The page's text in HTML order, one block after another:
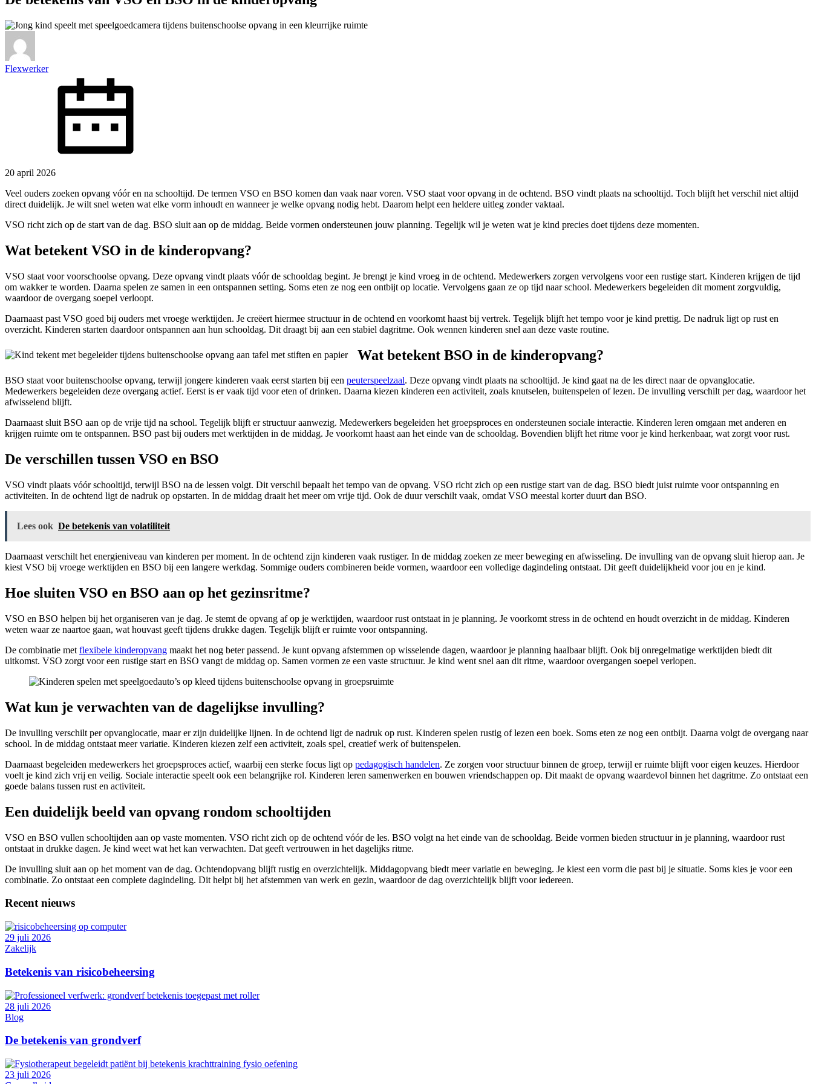
Flexwerker
20 april 2026
Veel ouders zoeken opvang vóór en na schooltijd. De termen VSO en BSO komen dan vaak naar voren. VSO staat voor opvang in de ochtend. BSO vindt plaats na schooltijd. Toch blijft het verschil niet altijd
direct duidelijk. Je wilt snel weten wat elke vorm inhoudt en wanneer je welke opvang nodig hebt. Daarom helpt een heldere uitleg zonder vaktaal.
VSO richt zich op de start van de dag. BSO sluit aan op de middag. Beide vormen ondersteunen jouw planning. Tegelijk wil je weten wat je kind precies doet tijdens deze momenten.
Wat betekent VSO in de kinderopvang?
VSO staat voor voorschoolse opvang. Deze opvang vindt plaats vóór de schooldag begint. Je brengt je kind vroeg in de ochtend. Medewerkers zorgen vervolgens voor een rustige start. Kinderen krijgen de tijd
om wakker te worden. Daarna spelen ze samen in een ontspannen setting. Soms eten ze nog een ontbijt op locatie. Vervolgens gaan ze op tijd naar school. Medewerkers begeleiden dit moment zorgvuldig,
waardoor de overgang soepel verloopt.
Daarnaast past VSO goed bij ouders met vroege werktijden. Je creëert hiermee structuur in de ochtend en voorkomt haast bij vertrek. Tegelijk blijft het tempo voor je kind prettig. De nadruk ligt op rust en
overzicht. Kinderen starten daardoor ontspannen aan hun schooldag. Dit draagt bij aan een stabiel dagritme. Ook wennen kinderen snel aan deze vaste routine.
Wat betekent BSO in de kinderopvang?
BSO staat voor buitenschoolse opvang, terwijl jongere kinderen vaak eerst starten bij een peuterspeelzaal. Deze opvang vindt plaats na schooltijd. Je kind gaat na de les direct naar de opvanglocatie.
Medewerkers begeleiden deze overgang actief. Eerst is er vaak tijd voor eten of drinken. Daarna kiezen kinderen een activiteit, zoals knutselen, buitenspelen of lezen. De invulling verschilt per dag, waardoor het
afwisselend blijft.
Daarnaast sluit BSO aan op de vrije tijd na school. Tegelijk blijft er structuur aanwezig. Medewerkers begeleiden het groepsproces en ondersteunen sociale interactie. Kinderen leren omgaan met anderen en
krijgen ruimte om te ontspannen. BSO past bij ouders met werktijden in de middag. Je voorkomt haast aan het einde van de schooldag. Bovendien blijft het ritme voor je kind herkenbaar, wat zorgt voor rust.
De verschillen tussen VSO en BSO
VSO vindt plaats vóór schooltijd, terwijl BSO na de lessen volgt. Dit verschil bepaalt het tempo van de opvang. VSO richt zich op een rustige start van de dag. BSO biedt juist ruimte voor ontspanning en
activiteiten. In de ochtend ligt de nadruk op opstarten. In de middag draait het meer om vrije tijd. Ook de duur verschilt vaak, omdat VSO meestal korter duurt dan BSO.
Lees ook De betekenis van volatiliteit
Daarnaast verschilt het energieniveau van kinderen per moment. In de ochtend zijn kinderen vaak rustiger. In de middag zoeken ze meer beweging en afwisseling. De invulling van de opvang sluit hierop aan. Je
kiest VSO bij vroege werktijden en BSO bij een langere werkdag. Sommige ouders combineren beide vormen, waardoor een volledige dagindeling ontstaat. Dit geeft duidelijkheid voor jou en je kind.
Hoe sluiten VSO en BSO aan op het gezinsritme?
VSO en BSO helpen bij het organiseren van je dag. Je stemt de opvang af op je werktijden, waardoor rust ontstaat in je planning. Je voorkomt stress in de ochtend en houdt overzicht in de middag. Kinderen
weten waar ze naartoe gaan, wat houvast geeft tijdens drukke dagen. Tegelijk blijft er ruimte voor ontspanning.
De combinatie met flexibele kinderopvang maakt het nog beter passend. Je kunt opvang afstemmen op wisselende dagen, waardoor je planning haalbaar blijft. Ook bij onregelmatige werktijden biedt dit
uitkomst. VSO zorgt voor een rustige start en BSO vangt de middag op. Samen vormen ze een vaste structuur. Je kind went snel aan dit ritme, waardoor overgangen soepel verlopen.
Wat kun je verwachten van de dagelijkse invulling?
De invulling verschilt per opvanglocatie, maar er zijn duidelijke lijnen. In de ochtend ligt de nadruk op rust. Kinderen spelen rustig of lezen een boek. Soms eten ze nog een ontbijt. Daarna volgt de overgang naar
school. In de middag ontstaat meer variatie. Kinderen kiezen zelf een activiteit, zoals spel, creatief werk of buitenspelen.
Daarnaast begeleiden medewerkers het groepsproces actief, waarbij een sterke focus ligt op pedagogisch handelen. Ze zorgen voor structuur binnen de groep, terwijl er ruimte blijft voor eigen keuzes. Hierdoor
voelt je kind zich vrij en veilig. Sociale interactie speelt ook een belangrijke rol. Kinderen leren samenwerken en bouwen vriendschappen op. Dit maakt de opvang waardevol binnen het dagritme. Zo ontstaat een
goede balans tussen rust en activiteit.
Een duidelijk beeld van opvang rondom schooltijden
VSO en BSO vullen schooltijden aan op vaste momenten. VSO richt zich op de ochtend vóór de les. BSO volgt na het einde van de schooldag. Beide vormen bieden structuur in je planning, waardoor rust
ontstaat in drukke dagen. Je kind weet wat het kan verwachten. Dat geeft vertrouwen in het dagelijks ritme.
De invulling sluit aan op het moment van de dag. Ochtendopvang blijft rustig en overzichtelijk. Middagopvang biedt meer variatie en beweging. Je kiest een vorm die past bij je situatie. Soms kies je voor een
combinatie. Zo ontstaat een complete dagindeling. Dit helpt bij het afstemmen van werk en gezin, waardoor de dag overzichtelijk blijft voor iedereen.
Recent nieuws
29 juli 2026
Zakelijk
Betekenis van risicobeheersing
28 juli 2026
Blog
De betekenis van grondverf
23 juli 2026